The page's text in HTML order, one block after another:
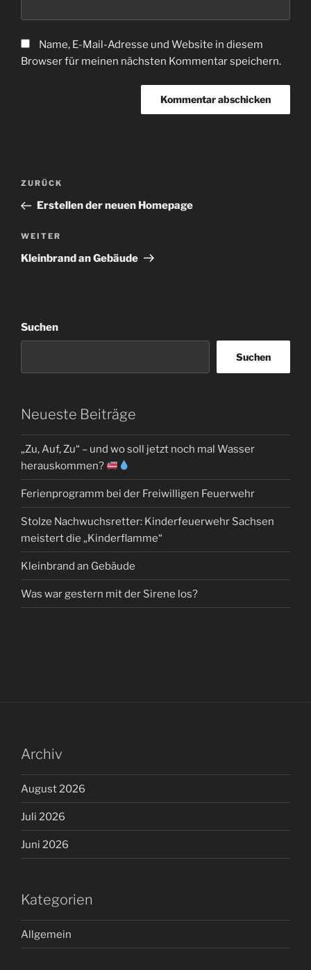
Name, E-Mail-Adresse und Website in diesem
Browser für meinen nächsten Kommentar speichern.
Beitragsnavigation
Vorheriger
Beitrag
ZURÜCK
Erstellen der neuen Homepage
Nächster
Beitrag
WEITER
Kleinbrand an Gebäude
Suchen
Suchen
Neueste Beiträge
„Zu, Auf, Zu“ – und wo soll jetzt noch mal Wasser
herauskommen?
Ferienprogramm bei der Freiwilligen Feuerwehr
Stolze Nachwuchsretter: Kinderfeuerwehr Sachsen
meistert die „Kinderflamme“
Kleinbrand an Gebäude
Was war gestern mit der Sirene los?
Archiv
August 2026
Juli 2026
Juni 2026
Kategorien
Allgemein